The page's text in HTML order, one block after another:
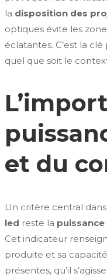
la disposition des
optiques évite les
éclatantes. C’est la
quel que soit le
et du
Un critère central dans
led reste la
Cet indicateur
produite et sa
présentes, qu’il